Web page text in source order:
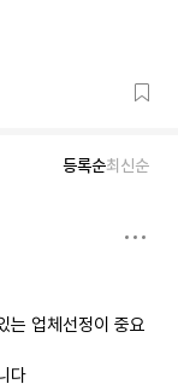
등록순최신순
는 업체선정이 중요
다